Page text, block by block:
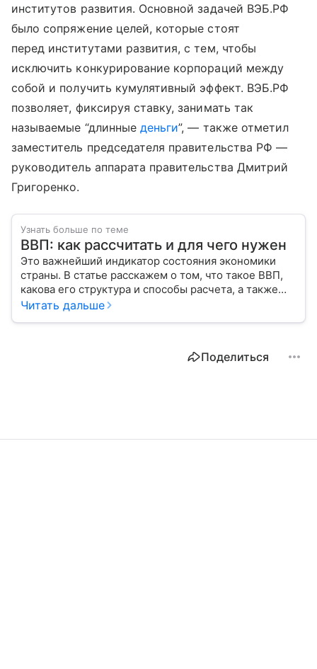
институтов развития. Основной задачей ВЭБ.РФ
было сопряжение целей, которые стоят
перед институтами развития, с тем, чтобы
исключить конкурирование корпораций между
собой и получить кумулятивный эффект. ВЭБ.РФ
позволяет, фиксируя ставку, занимать так
называемые “длинные деньги”, — также отметил
заместитель председателя правительства РФ —
руководитель аппарата правительства Дмитрий
Григоренко.
Узнать больше по теме
ВВП: как рассчитать и для чего нужен
Это важнейший индикатор состояния экономики
страны. В статье расскажем о том, что такое ВВП,
какова его структура и способы расчета, а также
приведем прогноз эксперта о росте валового
Читать дальше
Поделиться